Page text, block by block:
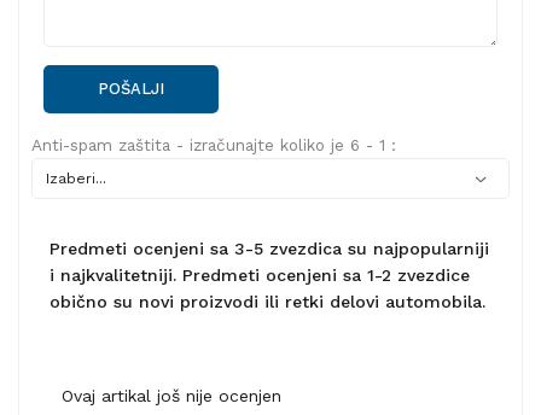
POŠALJI
Anti-spam zaštita - izračunajte koliko je 6 - 1 :
Predmeti ocenjeni sa 3-5 zvezdica su najpopularniji
i najkvalitetniji. Predmeti ocenjeni sa 1-2 zvezdice
obično su novi proizvodi ili retki delovi automobila.
Ovaj artikal još nije ocenjen